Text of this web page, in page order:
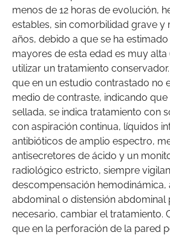
menos de 12 horas de evolución,
estables, sin comorbilidad grave y
años, debido a que se ha
mayores de esta edad es muy alta
utilizar un tratamiento
que en un estudio contrastado no
medio de contraste, indicando
sellada, se indica tratamiento con
con aspiración continua, líquidos
antibióticos de amplio espectro,
antisecretores de ácido y un
radiológico estricto, siempre
descompensación
abdominal o distensión abdominal
necesario, cambiar el tratamiento.
que en la perforación de la pared